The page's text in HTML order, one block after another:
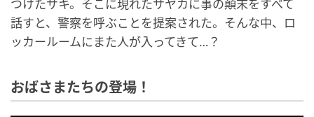
つけたサキ。そこに現れたサヤカに事の顛末をすべて
話すと、警察を呼ぶことを提案された。そんな中、ロ
ッカールームにまた人が入ってきて…？
おばさまたちの登場！